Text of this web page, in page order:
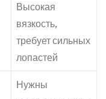
Высокая
вязкость,
требует сильных
лопастей
Нужны